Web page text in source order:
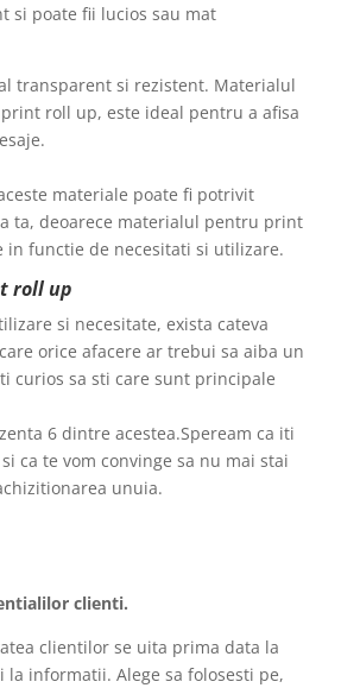
si poate fii lucios sau mat
transparent si rezistent. Materialul
roll up, este ideal pentru a afisa
materiale poate fi potrivit
ta, deoarece materialul pentru print
in functie de necesitati si utilizare.
roll up
si necesitate, exista cateva
orice afacere ar trebui sa aiba un
curios sa sti care sunt principale
6 dintre acestea.Speream ca iti
ca te vom convinge sa nu mai stai
unuia.
clienti.
clientilor se uita prima data la
la informatii. Alege sa folosesti pe,